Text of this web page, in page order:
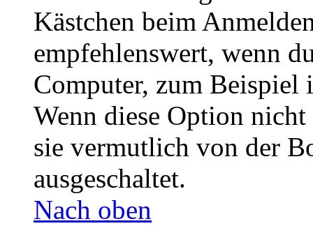
Kästchen beim
empfehlenswert, wenn
Computer, zum Beispiel
Wenn diese Option
sie vermutlich von der
ausgeschaltet.
Nach oben